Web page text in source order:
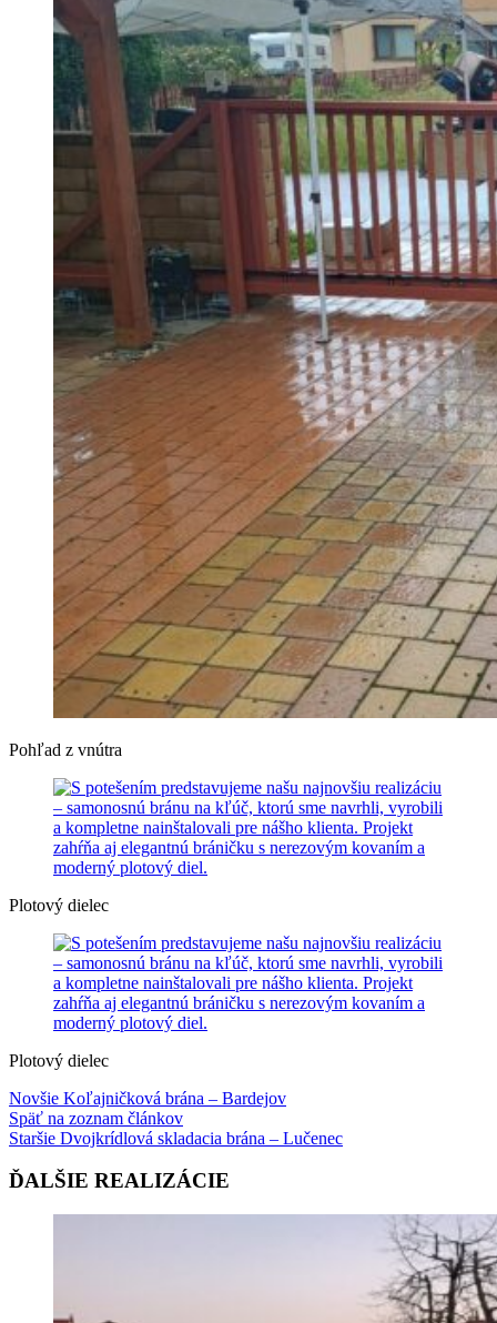
Pohľad z vnútra
Plotový dielec
Plotový dielec
Novšie Koľajničková brána – Bardejov
Späť na zoznam článkov
Staršie Dvojkrídlová skladacia brána – Lučenec
ĎALŠIE REALIZÁCIE